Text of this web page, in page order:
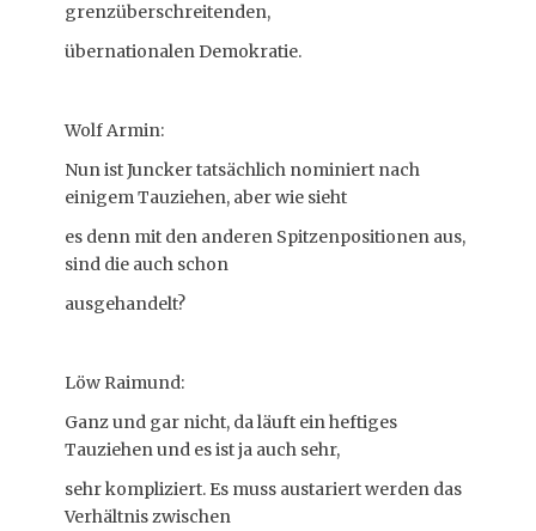
grenzüberschreitenden,
übernationalen Demokratie.
Wolf Armin:
Nun ist Juncker tatsächlich nominiert nach
einigem Tauziehen, aber wie sieht
es denn mit den anderen Spitzenpositionen aus,
sind die auch schon
ausgehandelt?
Löw Raimund:
Ganz und gar nicht, da läuft ein heftiges
Tauziehen und es ist ja auch sehr,
sehr kompliziert. Es muss austariert werden das
Verhältnis zwischen